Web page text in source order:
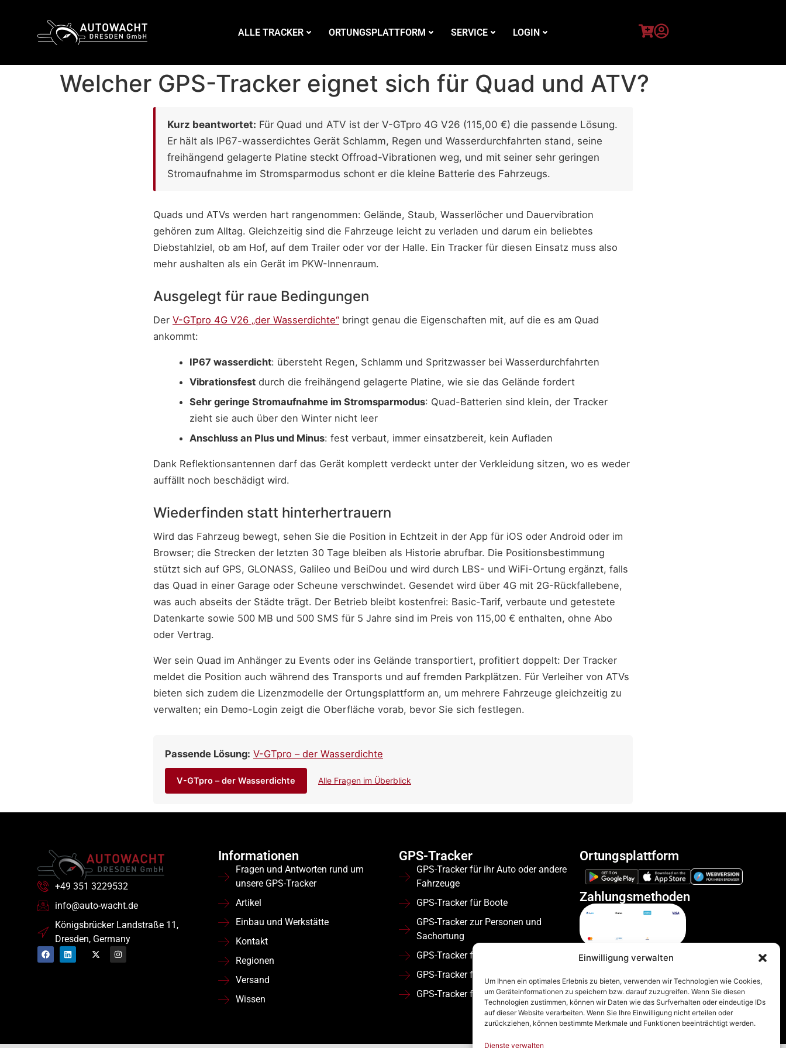
Einwilligung verwalten
Um Ihnen ein optimales Erlebnis zu bieten, verwenden wir Technologien wie Cookies,
um Geräteinformationen zu speichern bzw. darauf zuzugreifen. Wenn Sie diesen
Technologien zustimmen, können wir Daten wie das Surfverhalten oder eindeutige IDs
auf dieser Website verarbeiten. Wenn Sie Ihre Einwilligung nicht erteilen oder
zurückziehen, können bestimmte Merkmale und Funktionen beeinträchtigt werden.
Dienste verwalten
ALLE TRACKER ORTUNGSPLATTFORM SERVICE LOGIN
Welcher GPS-Tracker eignet sich für Quad und ATV?
Kurz beantwortet: Für Quad und ATV ist der V-GTpro 4G V26 (115,00 €) die passende Lösung.
Er hält als IP67-wasserdichtes Gerät Schlamm, Regen und Wasserdurchfahrten stand, seine
freihängend gelagerte Platine steckt Offroad-Vibrationen weg, und mit seiner sehr geringen
Stromaufnahme im Stromsparmodus schont er die kleine Batterie des Fahrzeugs.
Quads und ATVs werden hart rangenommen: Gelände, Staub, Wasserlöcher und Dauervibration
gehören zum Alltag. Gleichzeitig sind die Fahrzeuge leicht zu verladen und darum ein beliebtes
Diebstahlziel, ob am Hof, auf dem Trailer oder vor der Halle. Ein Tracker für diesen Einsatz muss also
mehr aushalten als ein Gerät im PKW-Innenraum.
Ausgelegt für raue Bedingungen
Der V-GTpro 4G V26 „der Wasserdichte“ bringt genau die Eigenschaften mit, auf die es am Quad
ankommt:
IP67 wasserdicht: übersteht Regen, Schlamm und Spritzwasser bei Wasserdurchfahrten
Vibrationsfest durch die freihängend gelagerte Platine, wie sie das Gelände fordert
Sehr geringe Stromaufnahme im Stromsparmodus: Quad-Batterien sind klein, der Tracker
zieht sie auch über den Winter nicht leer
Anschluss an Plus und Minus: fest verbaut, immer einsatzbereit, kein Aufladen
Dank Reflektionsantennen darf das Gerät komplett verdeckt unter der Verkleidung sitzen, wo es weder
auffällt noch beschädigt wird.
Wiederfinden statt hinterhertrauern
Wird das Fahrzeug bewegt, sehen Sie die Position in Echtzeit in der App für iOS oder Android oder im
Browser; die Strecken der letzten 30 Tage bleiben als Historie abrufbar. Die Positionsbestimmung
stützt sich auf GPS, GLONASS, Galileo und BeiDou und wird durch LBS- und WiFi-Ortung ergänzt, falls
das Quad in einer Garage oder Scheune verschwindet. Gesendet wird über 4G mit 2G-Rückfallebene,
was auch abseits der Städte trägt. Der Betrieb bleibt kostenfrei: Basic-Tarif, verbaute und getestete
Datenkarte sowie 500 MB und 500 SMS für 5 Jahre sind im Preis von 115,00 € enthalten, ohne Abo
oder Vertrag.
Wer sein Quad im Anhänger zu Events oder ins Gelände transportiert, profitiert doppelt: Der Tracker
meldet die Position auch während des Transports und auf fremden Parkplätzen. Für Verleiher von ATVs
bieten sich zudem die Lizenzmodelle der Ortungsplattform an, um mehrere Fahrzeuge gleichzeitig zu
verwalten; ein Demo-Login zeigt die Oberfläche vorab, bevor Sie sich festlegen.
Passende Lösung: V-GTpro – der Wasserdichte
V-GTpro – der Wasserdichte Alle Fragen im Überblick
+49 351 3229532
info@auto-wacht.de
Königsbrücker Landstraße 11,
Dresden, Germany
Informationen
Fragen und Antworten rund um
unsere GPS-Tracker
Artikel
Einbau und Werkstätte
Kontakt
Regionen
Versand
Wissen
GPS-Tracker
GPS-Tracker für ihr Auto oder andere
Fahrzeuge
GPS-Tracker für Boote
GPS-Tracker zur Personen und
Sachortung
GPS-Tracker für Wohnmobile
GPS-Tracker für Flotten
GPS-Tracker für Nutzfahrzeuge
Ortungsplattform
Zahlungsmethoden